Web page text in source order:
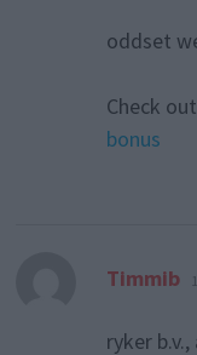
oddset
Check
bonus
Timmib
ryker